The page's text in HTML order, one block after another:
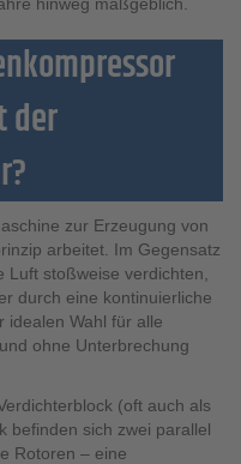
der
zur Erzeugung von
arbeitet. Im Gegensatz
stoßweise verdichten,
durch eine kontinuierliche
idealen Wahl für alle
ohne Unterbrechung
(oft auch als
befinden sich zwei parallel
Rotoren – eine